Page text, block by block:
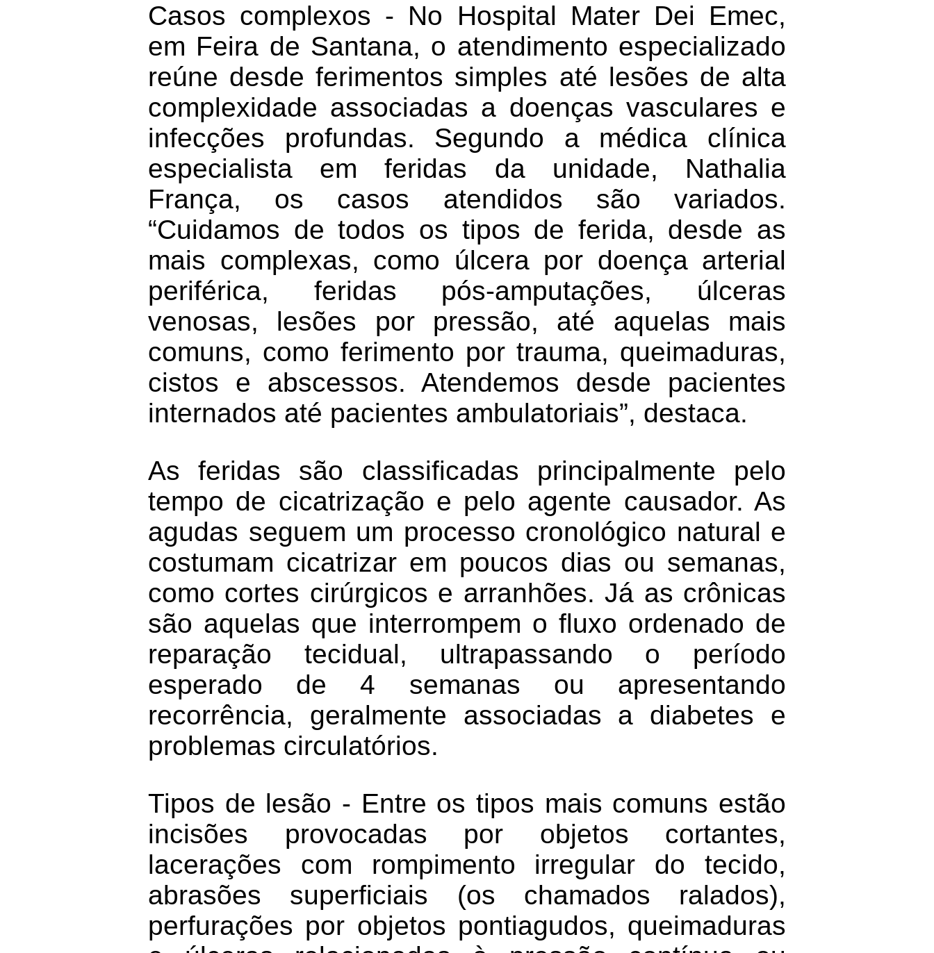
Casos complexos - No Hospital Mater Dei Emec,
em Feira de Santana, o atendimento especializado
reúne desde ferimentos simples até lesões de alta
complexidade associadas a doenças vasculares e
infecções profundas. Segundo a médica clínica
especialista em feridas da unidade, Nathalia
França, os casos atendidos são variados.
“Cuidamos de todos os tipos de ferida, desde as
mais complexas, como úlcera por doença arterial
periférica, feridas pós-amputações, úlceras
venosas, lesões por pressão, até aquelas mais
comuns, como ferimento por trauma, queimaduras,
cistos e abscessos. Atendemos desde pacientes
internados até pacientes ambulatoriais”, destaca.
As feridas são classificadas principalmente pelo
tempo de cicatrização e pelo agente causador. As
agudas seguem um processo cronológico natural e
costumam cicatrizar em poucos dias ou semanas,
como cortes cirúrgicos e arranhões. Já as crônicas
são aquelas que interrompem o fluxo ordenado de
reparação tecidual, ultrapassando o período
esperado de 4 semanas ou apresentando
recorrência, geralmente associadas a diabetes e
problemas circulatórios.
Tipos de lesão - Entre os tipos mais comuns estão
incisões provocadas por objetos cortantes,
lacerações com rompimento irregular do tecido,
abrasões superficiais (os chamados ralados),
perfurações por objetos pontiagudos, queimaduras